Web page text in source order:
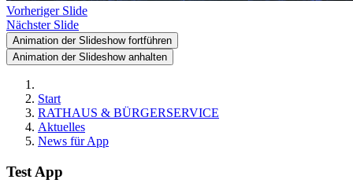
Vorheriger Slide
Nächster Slide
Animation der Slideshow fortführen
Animation der Slideshow anhalten
Start
RATHAUS & BÜRGERSERVICE
Aktuelles
News für App
Test App